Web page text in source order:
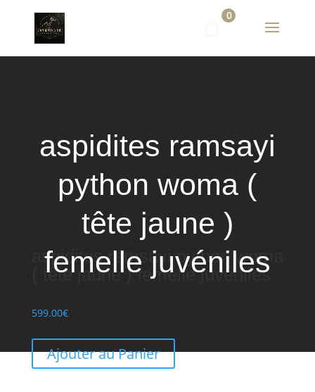
0
aspidites ramsayi
python woma (
tête jaune )
femelle juvéniles
aspidites ramsayi python woma
( tête jaune ) femelle juvéniles
599.00€
Ajouter au Panier